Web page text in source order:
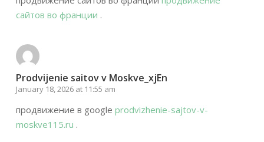
сайтов во франции .
Prodvijenie saitov v Moskve_xjEn
January 18, 2026 at 11:55 am
продвижение в google prodvizhenie-sajtov-v-
moskve115.ru .